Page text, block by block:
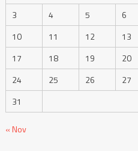
3
4 5 6
10
11 12 13
17
18 19 20
24
25 26 27
31
« Nov